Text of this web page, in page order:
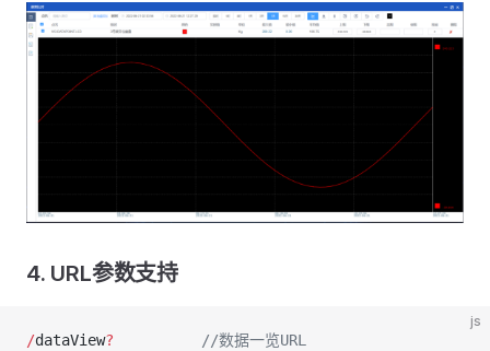
4. URL参数支持
js
/dataView?
          //数据一览URL